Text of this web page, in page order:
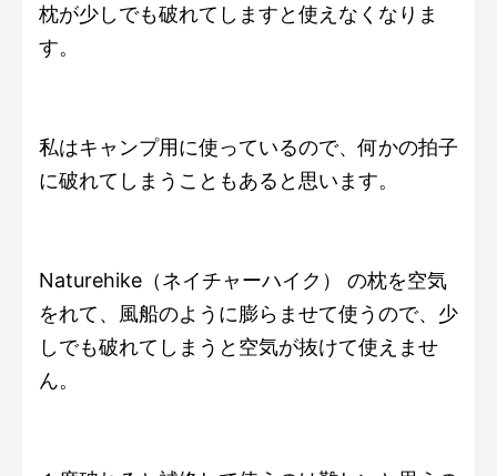
枕が少しでも破れてしますと使えなくなりま
す。
私はキャンプ用に使っているので、何かの拍子
に破れてしまうこともあると思います。
Naturehike（ネイチャーハイク） の枕を空気
をれて、風船のように膨らませて使うので、少
しでも破れてしまうと空気が抜けて使えませ
ん。